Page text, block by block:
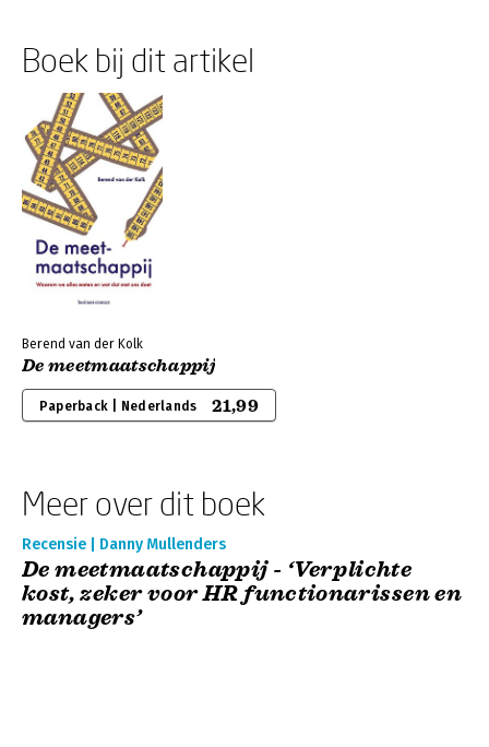
Boek bij dit artikel
Berend van der Kolk
De meetmaatschappij
Paperback | Nederlands 21,99
Meer over dit boek
Recensie | Danny Mullenders
De meetmaatschappij - ‘Verplichte
kost, zeker voor HR functionarissen en
managers’